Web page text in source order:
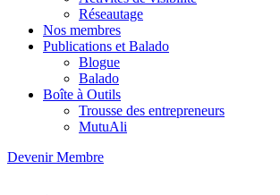
Réseautage
Nos membres
Publications et Balado
Blogue
Balado
Boîte à Outils
Trousse des entrepreneurs
MutuAli
Devenir Membre